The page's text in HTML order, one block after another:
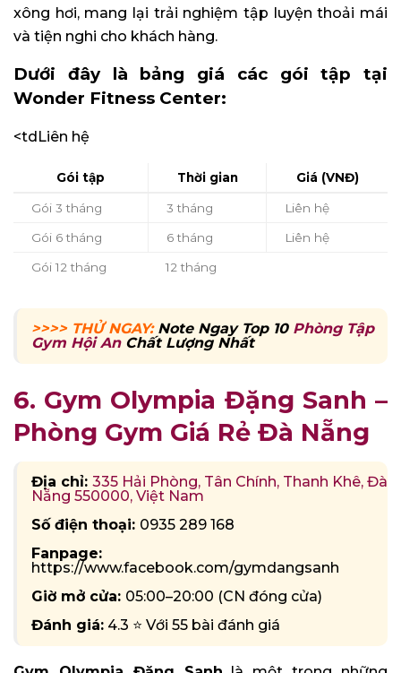
xông hơi, mang lại trải nghiệm tập luyện thoải mái
và tiện nghi cho khách hàng. ​
Dưới đây là bảng giá các gói tập tại
Wonder Fitness Center:
<tdLiên hệ
Gói tập Thời gian Giá (VNĐ)
Gói 3 tháng 3 tháng Liên hệ
Gói 6 tháng 6 tháng Liên hệ
Gói 12 tháng 12 tháng
>>>> THỬ NGAY: Note Ngay Top 10 Phòng Tập
Gym Hội An Chất Lượng Nhất
6. Gym Olympia Đặng Sanh –
Phòng Gym Giá Rẻ Đà Nẵng
Địa chỉ: 335 Hải Phòng, Tân Chính, Thanh Khê, Đà
Nẵng 550000, Việt Nam
Số điện thoại: 0935 289 168
Fanpage:
https://www.facebook.com/gymdangsanh
Giờ mở cửa: 05:00–20:00 (CN đóng cửa)
Đánh giá: 4.3 ⭐ Với 55 bài đánh giá